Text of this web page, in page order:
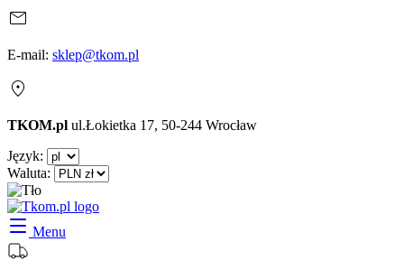
E-mail: sklep@tkom.pl
TKOM.pl ul.Łokietka 17, 50-244 Wrocław
Język:
Waluta:
Menu